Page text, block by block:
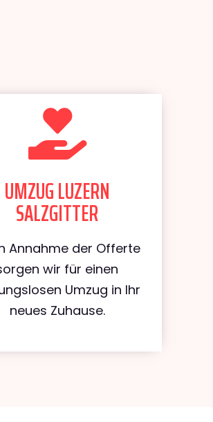
UMZUG LUZERN
SALZGITTER
Annahme der Offerte
wir für einen
Umzug in Ihr
neues Zuhause.